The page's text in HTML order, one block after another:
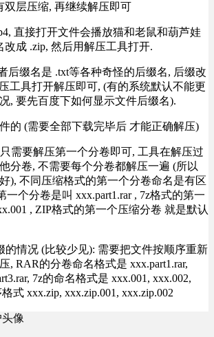
双层压缩, 再继续解压即可
直接打开文件会播放猫和老鼠和葫芦娃
改成 .zip, 然后用解压工具打开.
后缀名是 .txt等各种奇怪的后缀名, 后缀改
工具打开解压即可, (有的系统默认不能更
, 要先百度下如何显示文件后缀名).
的 (需要全部下载完毕后 才能正确解压)
需要解压第一个分卷即可, 工具在解压过
分卷, 不需要每个分卷都解压一遍 (所以
), 不同压缩格式的第一个分卷命名是有区
一个分卷是叫 xxx.part1.rar , 7z格式的第一
, ZIP格式的第一个压缩分卷 就是默认
的情况 (比较少见): 需要把文件按顺序重新
, RAR的分卷命名格式是 xxx.part1.rar,
7z的命名格式是 xxx.001, xxx.002,
式 xxx.zip, xxx.zip.001, xxx.zip.002